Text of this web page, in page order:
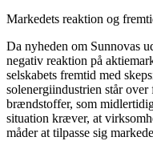
Markedets reaktion og
Da nyheden om Sunnovas
negativ reaktion på
selskabets fremtid med
solenergiindustrien står
brændstoffer, som
situation kræver, at
måder at tilpasse sig